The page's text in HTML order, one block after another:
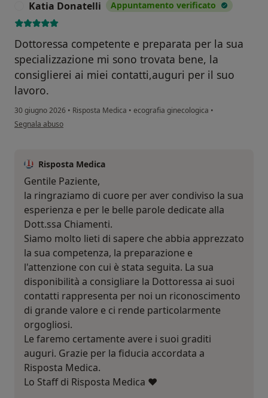
Katia Donatelli Appuntamento verificato
Dottoressa competente e preparata per la sua
specializzazione mi sono trovata bene, la
consiglierei ai miei contatti,auguri per il suo
lavoro.
30 giugno 2026 • Risposta Medica • ecografia ginecologica •
secondo l'opinione dell'utente Katia Donatelli
Segnala abuso
Risposta Medica
Gentile Paziente,
la ringraziamo di cuore per aver condiviso la sua
esperienza e per le belle parole dedicate alla
Dott.ssa Chiamenti.
Siamo molto lieti di sapere che abbia apprezzato
la sua competenza, la preparazione e
l'attenzione con cui è stata seguita. La sua
disponibilità a consigliare la Dottoressa ai suoi
contatti rappresenta per noi un riconoscimento
di grande valore e ci rende particolarmente
orgogliosi.
Le faremo certamente avere i suoi graditi
auguri. Grazie per la fiducia accordata a
Risposta Medica.
Lo Staff di Risposta Medica ❤️